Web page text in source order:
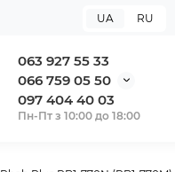
UA RU
063 927 55 33
066 759 05 50
097 404 40 03
Пн-Пт з 10:00 до 18:00